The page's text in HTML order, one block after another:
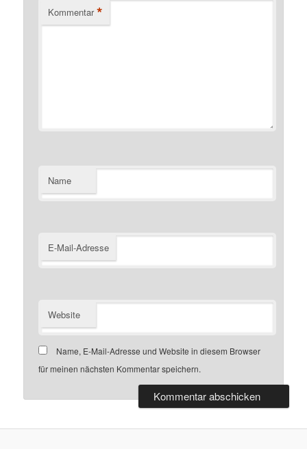
Kommentar *
Name
E-Mail-Adresse
Website
Name, E-Mail-Adresse und Website in diesem Browser
für meinen nächsten Kommentar speichern.